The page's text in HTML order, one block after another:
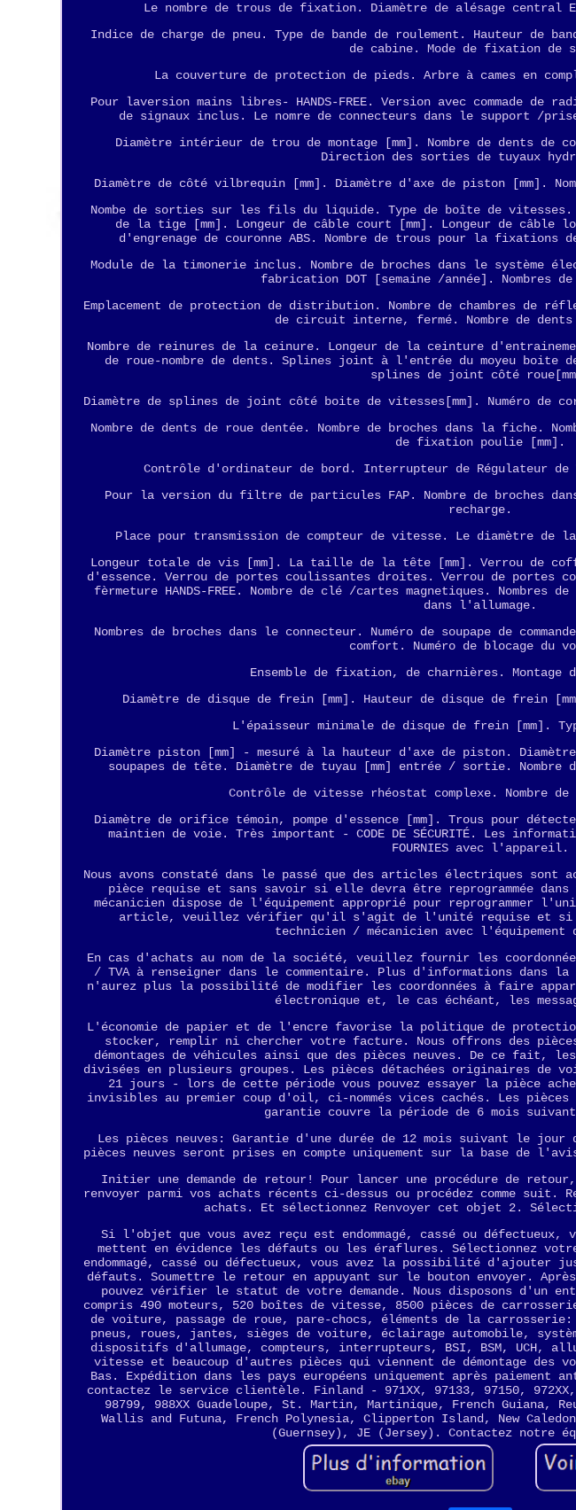
Le nombre de trous de fixation. Diamètre de alésage central
Indice de charge de pneu. Type de bande de roulement. Hauteur de
de cabine. Mode de fixation de
La couverture de protection de pieds. Arbre à cames en
Pour laversion mains libres- HANDS-FREE. Version avec commade de
de signaux inclus. Le nomre de connecteurs dans le support /
Diamètre intérieur de trou de montage [mm]. Nombre de dents de
Direction des sorties de tuyaux
Diamètre de côté vilbrequin [mm]. Diamètre d'axe de piston [mm].
Nombe de sorties sur les fils du liquide. Type de boîte de vitesses.
de la tige [mm]. Longeur de câble court [mm]. Longeur de câble
d'engrenage de couronne ABS. Nombre de trous pour la fixations
Module de la timonerie inclus. Nombre de broches dans le système
fabrication DOT [semaine /année]. Nombres
Emplacement de protection de distribution. Nombre de chambres de
de circuit interne, fermé. Nombre de
Nombre de reinures de la ceinure. Longeur de la ceinture
de roue-nombre de dents. Splines joint à l'entrée du moyeu boite
splines de joint côté
Diamètre de splines de joint côté boite de vitesses[mm]. Numéro de
Nombre de dents de roue dentée. Nombre de broches dans la fiche.
de fixation poulie [mm].
Contrôle d'ordinateur de bord. Interrupteur de Régulateur de
Pour la version du filtre de particules FAP. Nombre de broches
recharge.
Place pour transmission de compteur de vitesse. Le diamètre de
Longeur totale de vis [mm]. La taille de la tête [mm]. Verrou de
d'essence. Verrou de portes coulissantes droites. Verrou de portes
fèrmeture HANDS-FREE. Nombre de clé /cartes magnetiques. Nombres
dans l'allumage.
Nombres de broches dans le connecteur. Numéro de soupape de
comfort. Numéro de blocage du
Ensemble de fixation, de charnières. Montage
Diamètre de disque de frein [mm]. Hauteur de disque de frein
L'épaisseur minimale de disque de frein [mm].
Diamètre piston [mm] - mesuré à la hauteur d'axe de piston. Diamètre
soupapes de tête. Diamètre de tuyau [mm] entrée / sortie.
Contrôle de vitesse rhéostat complexe. Nombre
Diamètre de orifice témoin, pompe d'essence [mm]. Trous pour
maintien de voie. Très important - CODE DE SÉCURITÉ. Les
FOURNIES avec l'appareil.
Nous avons constaté dans le passé que des articles électriques
pièce requise et sans savoir si elle devra être reprogrammée
mécanicien dispose de l'équipement approprié pour reprogrammer
article, veuillez vérifier qu'il s'agit de l'unité requise et si
technicien / mécanicien avec
En cas d'achats au nom de la société, veuillez fournir les
/ TVA à renseigner dans le commentaire. Plus d'informations dans la
n'aurez plus la possibilité de modifier les coordonnées à faire
électronique et, le cas échéant, les
L'économie de papier et de l'encre favorise la politique de
stocker, remplir ni chercher votre facture. Nous offrons des
démontages de véhicules ainsi que des pièces neuves. De ce fait,
divisées en plusieurs groupes. Les pièces détachées originaires de
21 jours - lors de cette période vous pouvez essayer la pièce
invisibles au premier coup d'oil, ci-nommés vices cachés. Les pièces
garantie couvre la période de 6 mois
Les pièces neuves: Garantie d'une durée de 12 mois suivant le
pièces neuves seront prises en compte uniquement sur la base de
Initier une demande de retour! Pour lancer une procédure de
renvoyer parmi vos achats récents ci-dessus ou procédez comme
achats. Et sélectionnez Renvoyer cet objet 2.
Si l'objet que vous avez reçu est endommagé, cassé ou
mettent en évidence les défauts ou les éraflures. Sélectionnez
endommagé, cassé ou défectueux, vous avez la possibilité d'ajouter
défauts. Soumettre le retour en appuyant sur le bouton envoyer.
pouvez vérifier le statut de votre demande. Nous disposons d'un
compris 490 moteurs, 520 boîtes de vitesse, 8500 pièces de
de voiture, passage de roue, pare-chocs, éléments de la
pneus, roues, jantes, sièges de voiture, éclairage automobile,
dispositifs d'allumage, compteurs, interrupteurs, BSI, BSM, UCH,
vitesse et beaucoup d'autres pièces qui viennent de démontage des
Bas. Expédition dans les pays européens uniquement après
contactez le service clientèle. Finland - 971XX, 97133, 97150, 972XX,
98799, 988XX Guadeloupe, St. Martin, Martinique, French Guiana,
Wallis and Futuna, French Polynesia, Clipperton Island, New
(Guernsey), JE (Jersey). Contactez notre